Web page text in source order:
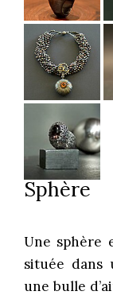
Sphère
Une sphère
située dans
une bulle